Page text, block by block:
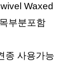
Waxed
부분포함
종 사용가능